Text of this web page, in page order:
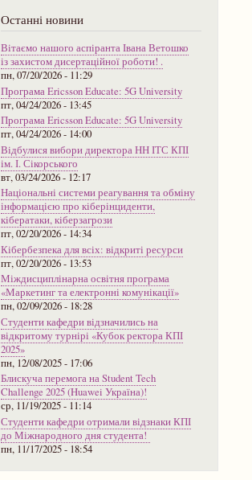
Останні новини
Вітаємо нашого аспіранта Івана Ветошко
із захистом дисертаційної роботи! .
пн, 07/20/2026 - 11:29
Програма Ericsson Educate: 5G University
пт, 04/24/2026 - 13:45
Програма Ericsson Educate: 5G University
пт, 04/24/2026 - 14:00
Відбулися вибори директора НН ІТС КПІ
ім. І. Сікорського
вт, 03/24/2026 - 12:17
Національні системи реагування та обміну
інформацією про кіберінциденти,
кібератаки, кіберзагрози
пт, 02/20/2026 - 14:34
Кібербезпека для всіх: відкриті ресурси
пт, 02/20/2026 - 13:53
Міждисциплінарна освітня програма
«Маркетинг та електронні комунікації»
пн, 02/09/2026 - 18:28
Студенти кафедри відзначились на
відкритому турнірі «Кубок ректора КПІ
2025»
пн, 12/08/2025 - 17:06
Блискуча перемога на Student Tech
Challenge 2025 (Huawei Україна)!
ср, 11/19/2025 - 11:14
Студенти кафедри отримали відзнаки КПІ
до Міжнародного дня студента!
пн, 11/17/2025 - 18:54